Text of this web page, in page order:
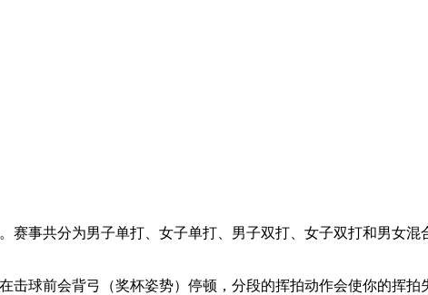
事共分为男子单打、女子单打、男子双打、女子双打和男女混
球前会背弓（奖杯姿势）停顿，分段的挥拍动作会使你的挥拍